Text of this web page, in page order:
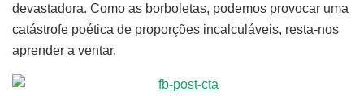
devastadora. Como as borboletas, podemos provocar uma
catástrofe poética de proporções incalculáveis, resta-nos
aprender a ventar.